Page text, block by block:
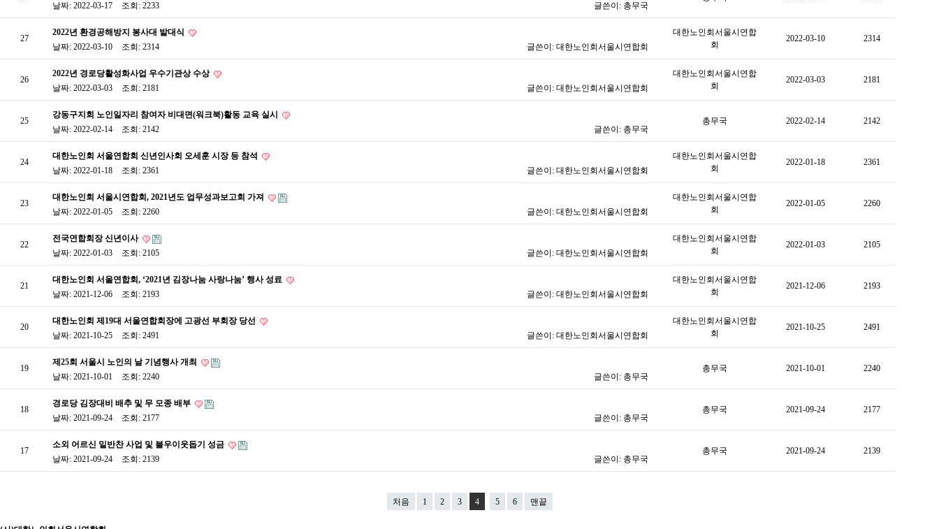
날짜: 2022-03-17
조회: 2233 글쓴이: 총무국
27
2022년 환경공해방지 봉사대 발대식
날짜: 2022-03-10
조회: 2314 글쓴이: 대한노인회서울시연합회
대한노인회서울시연합
회
2022-03-10 2314
26
2022년 경로당활성화사업 우수기관상 수상
날짜: 2022-03-03
조회: 2181 글쓴이: 대한노인회서울시연합회
대한노인회서울시연합
회
2022-03-03 2181
25
강동구지회 노인일자리 참여자 비대면(워크북)활동 교육 실시
날짜: 2022-02-14
조회: 2142 글쓴이: 총무국
총무국 2022-02-14 2142
24
대한노인회 서울연합회 신년인사회 오세훈 시장 등 참석
날짜: 2022-01-18
조회: 2361 글쓴이: 대한노인회서울시연합회
대한노인회서울시연합
회
2022-01-18 2361
23
대한노인회 서울시연합회, 2021년도 업무성과보고회 가져
날짜: 2022-01-05
조회: 2260 글쓴이: 대한노인회서울시연합회
대한노인회서울시연합
회
2022-01-05 2260
22
전국연합회장 신년이사
날짜: 2022-01-03
조회: 2105 글쓴이: 대한노인회서울시연합회
대한노인회서울시연합
회
2022-01-03 2105
21
대한노인회 서울연합회, ‘2021년 김장나눔 사랑나눔’ 행사 성료
날짜: 2021-12-06
조회: 2193 글쓴이: 대한노인회서울시연합회
대한노인회서울시연합
회
2021-12-06 2193
20
대한노인회 제19대 서울연합회장에 고광선 부회장 당선
날짜: 2021-10-25
조회: 2491 글쓴이: 대한노인회서울시연합회
대한노인회서울시연합
회
2021-10-25 2491
19
제25회 서울시 노인의 날 기념행사 개최
날짜: 2021-10-01
조회: 2240 글쓴이: 총무국
총무국 2021-10-01 2240
18
경로당 김장대비 배추 및 무 모종 배부
날짜: 2021-09-24
조회: 2177 글쓴이: 총무국
총무국 2021-09-24 2177
17
소외 어르신 밑반찬 사업 및 불우이웃돕기 성금
날짜: 2021-09-24
조회: 2139 글쓴이: 총무국
총무국 2021-09-24 2139
처음 1 2 3 4 5 6 맨끝